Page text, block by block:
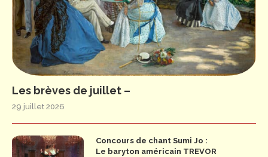
Les brèves de juillet –
29 juillet 2026
Concours de chant Sumi Jo :
Le baryton américain TREVOR